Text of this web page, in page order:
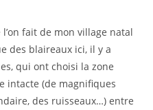
fait de mon village natal
des blaireaux ici, il y a
qui ont choisi la zone
intacte (de magnifiques
des ruisseaux…) entre